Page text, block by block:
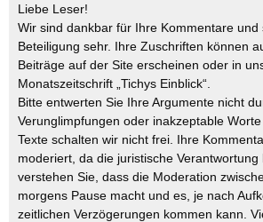
Liebe Leser!
Wir sind dankbar für Ihre Kommentare
Beteiligung sehr. Ihre Zuschriften können
Beiträge auf der Site erscheinen oder in
Monatszeitschrift „Tichys Einblick“.
Bitte entwerten Sie Ihre Argumente nicht
Verunglimpfungen oder inakzeptable
Texte schalten wir nicht frei. Ihre
moderiert, da die juristische Verantwortung
verstehen Sie, dass die Moderation
morgens Pause macht und es, je nach
zeitlichen Verzögerungen kommen kann.